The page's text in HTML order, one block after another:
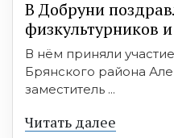
В Добруни
физкультурников
В нём приняли
Брянского района
заместитель ...
Читать далее